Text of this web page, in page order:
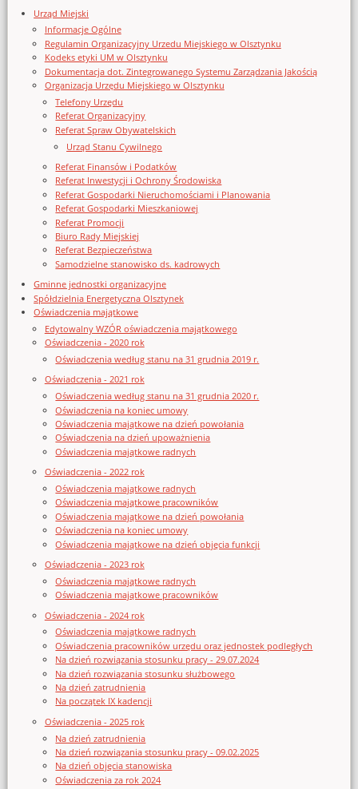
Urząd Miejski
Informacje Ogólne
Regulamin Organizacyjny Urzedu Miejskiego w Olsztynku
Kodeks etyki UM w Olsztynku
Dokumentacja dot. Zintegrowanego Systemu Zarządzania Jakością
Organizacja Urzędu Miejskiego w Olsztynku
Telefony Urzędu
Referat Organizacyjny
Referat Spraw Obywatelskich
Urząd Stanu Cywilnego
Referat Finansów i Podatków
Referat Inwestycji i Ochrony Środowiska
Referat Gospodarki Nieruchomościami i Planowania
Referat Gospodarki Mieszkaniowej
Referat Promocji
Biuro Rady Miejskiej
Referat Bezpieczeństwa
Samodzielne stanowisko ds. kadrowych
Gminne jednostki organizacyjne
Spółdzielnia Energetyczna Olsztynek
Oświadczenia majątkowe
Edytowalny WZÓR oświadczenia majątkowego
Oświadczenia - 2020 rok
Oświadczenia według stanu na 31 grudnia 2019 r.
Oświadczenia - 2021 rok
Oświadczenia według stanu na 31 grudnia 2020 r.
Oświadczenia na koniec umowy
Oświadczenia majątkowe na dzień powołania
Oświadczenia na dzień upoważnienia
Oświadczenia majątkowe radnych
Oświadczenia - 2022 rok
Oświadczenia majątkowe radnych
Oświadczenia majątkowe pracowników
Oświadczenia majątkowe na dzień powołania
Oświadczenia na koniec umowy
Oświadczenia majątkowe na dzień objęcia funkcji
Oświadczenia - 2023 rok
Oświadczenia majątkowe radnych
Oświadczenia majątkowe pracowników
Oświadczenia - 2024 rok
Oświadczenia majątkowe radnych
Oświadczenia pracowników urzędu oraz jednostek podległych
Na dzień rozwiązania stosunku pracy - 29.07.2024
Na dzień rozwiązania stosunku służbowego
Na dzień zatrudnienia
Na początek IX kadencji
Oświadczenia - 2025 rok
Na dzień zatrudnienia
Na dzień rozwiązania stosunku pracy - 09.02.2025
Na dzień objęcia stanowiska
Oświadczenia za rok 2024